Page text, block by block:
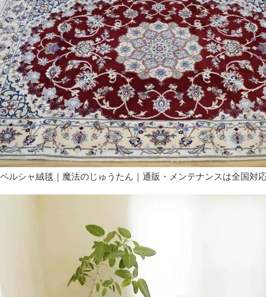
ペルシャ絨毯｜魔法のじゅうたん｜通販・メンテナンスは全国対